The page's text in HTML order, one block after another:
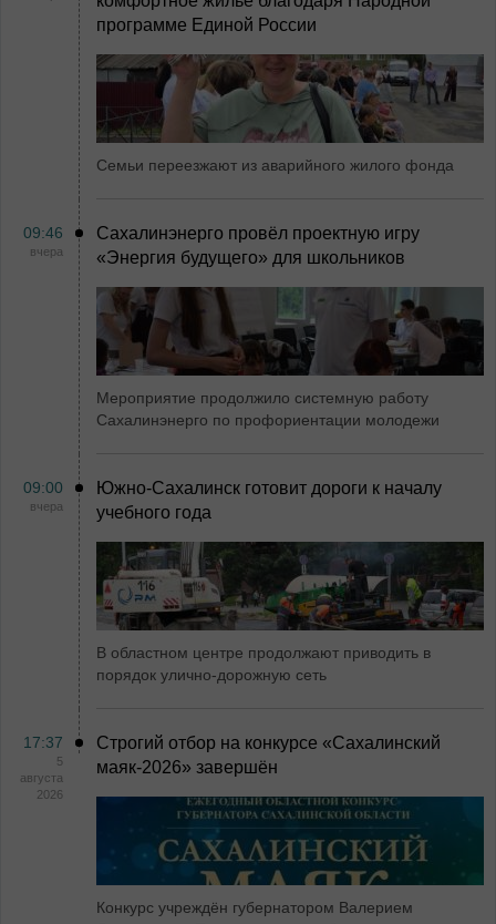
программе Единой России
Семьи переезжают из аварийного жилого фонда
09:46
вчера
Сахалинэнерго провёл проектную игру
«Энергия будущего» для школьников
Мероприятие продолжило системную работу
Сахалинэнерго по профориентации молодежи
09:00
вчера
Южно-Сахалинск готовит дороги к началу
учебного года
В областном центре продолжают приводить в
порядок улично-дорожную сеть
17:37
5
августа
2026
Строгий отбор на конкурсе «Сахалинский
маяк‑2026» завершён
Конкурс учреждён губернатором Валерием